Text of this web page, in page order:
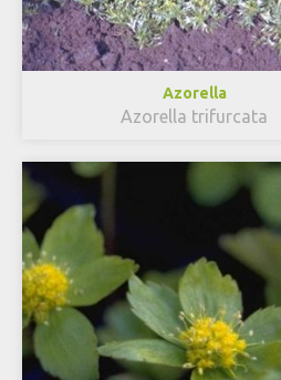
Azorella
Azorella trifurcata